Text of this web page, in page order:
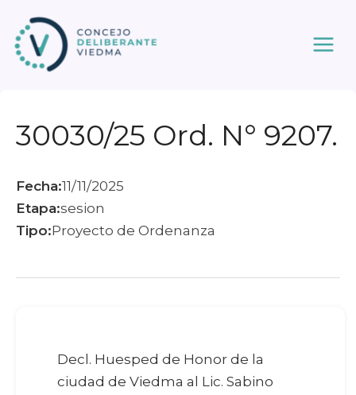
contenido
30030/25 Ord. N° 9207.
Fecha:11/11/2025
Etapa:sesion
Tipo:Proyecto de Ordenanza
Decl. Huesped de Honor de la
ciudad de Viedma al Lic. Sabino